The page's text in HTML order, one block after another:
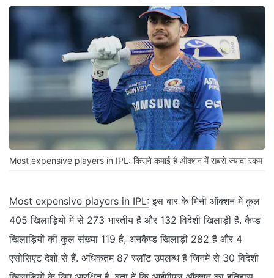
Most expensive players in IPL: किसने कमाई है ऑक्शन में सबसे ज्यादा रकम
Most expensive players in IPL: इस बार के मिनी ऑक्शन में कुल
405 खिलाड़ियों में से 273 भारतीय हैं और 132 विदेशी खिलाड़ी हैं. कैप्ड
खिलाड़ियों की कुल संख्या 119 है, अनकैप्ड खिलाड़ी 282 हैं और 4
एसोसिएट देशों से हैं. अधिकतम 87 स्लॉट उपलब्ध हैं जिनमें से 30 विदेशी